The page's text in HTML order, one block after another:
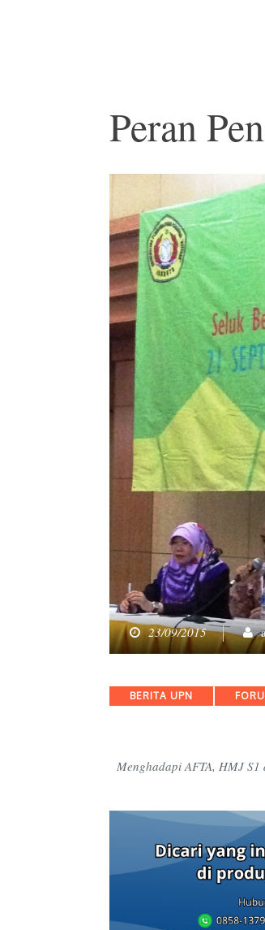
Peran
23/09/2015
Categories
BERITA UPN
Menghadapi AFTA, HMJ